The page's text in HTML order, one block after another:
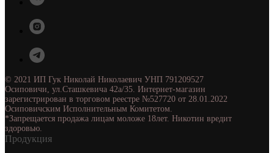
© 2021 ИП Гук Николай Николаевич УНП 791209527
Осиповичи, ул.Сташкевича 42а/35. Интернет-магазин
зарегистрирован в торговом реестре №527720 от 28.01.2022
Осиповичским Исполнительным Комитетом.
*Запрещается продажа лицам моложе 18лет. Никотин вредит
здоровью.
Продукция